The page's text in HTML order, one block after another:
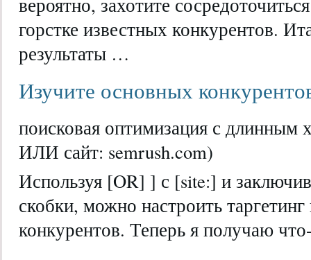
горстке известных конкурентов.
результаты …
Изучите основных
поисковая оптимизация с длинным
ИЛИ сайт: semrush.com)
Используя [OR] ] с [site:] и
скобки, можно настроить
конкурентов. Теперь я получаю